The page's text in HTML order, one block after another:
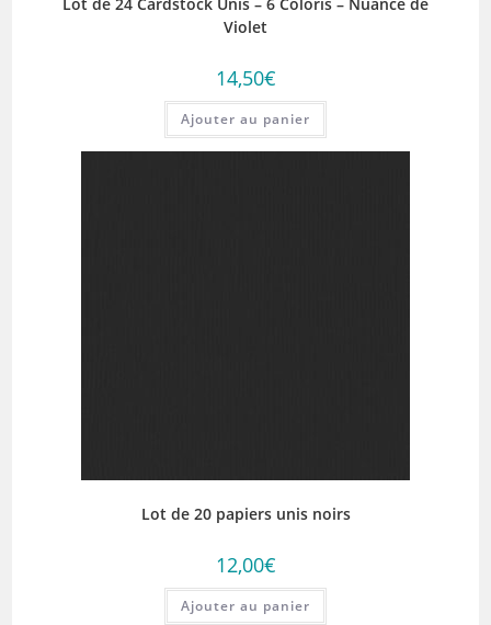
Violet
14,50€
Ajouter au panier
Lot de 20 papiers unis noirs
12,00€
Ajouter au panier